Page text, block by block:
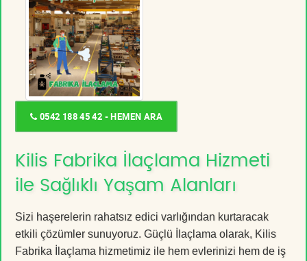
0542 188 45 42 - HEMEN ARA
Kilis Fabrika İlaçlama Hizmeti
ile Sağlıklı Yaşam Alanları
Sizi haşerelerin rahatsız edici varlığından kurtaracak
etkili çözümler sunuyoruz. Güçlü İlaçlama olarak, Kilis
Fabrika İlaçlama hizmetimiz ile hem evlerinizi hem de iş